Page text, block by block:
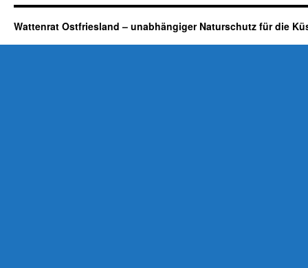
Wattenrat Ostfriesland – unabhängiger Naturschutz für die